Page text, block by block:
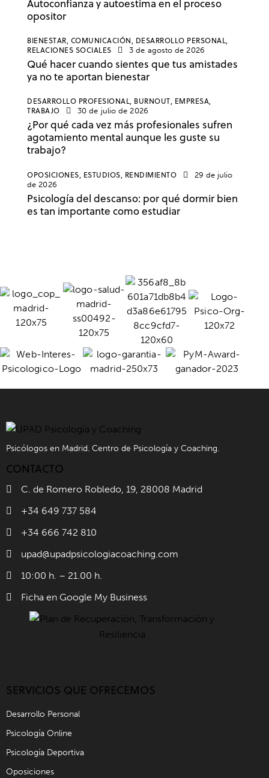
Autoconfianza y autoestima en el proceso
opositor
BIENESTAR, COMUNICACIÓN, DESARROLLO PERSONAL,
RELACIONES SOCIALES
3 de agosto de 2026
Qué hacer cuando sientes que tus amistades
ya no te aportan bienestar
DESARROLLO PROFESIONAL, BURNOUT, EMPRESA,
TRABAJO
30 de julio de 2026
¿Por qué cada vez más profesionales sufren
agotamiento mental aunque les guste su
trabajo?
OPOSICIONES, ESTUDIOS, RENDIMIENTO
29 de julio
de 2026
Psicología del descanso: por qué dormir bien
es tan importante como estudiar
Psicólogos en Madrid. Centro de Psicología y Coaching.
CONTACTO
C. de Romero Robledo, 19, 28008 Madrid
+34 649 737 584
+34 666 742 810
upad@upadpsicologiacoaching.com
10:00 h. – 21.00 h.
Ficha en Google My Business
SERVICIOS QUE OFRECEMOS
Desarrollo Personal
Psicología Online
Psicología Deportiva
Oposiciones